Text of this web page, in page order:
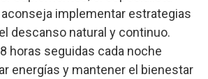
aconseja implementar estrategias
descanso natural y continuo.
horas seguidas cada noche
energías y mantener el bienestar